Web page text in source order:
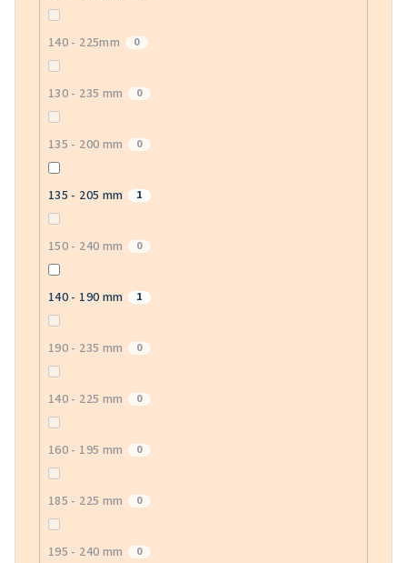
140 - 225mm 0
130 - 235 mm 0
135 - 200 mm 0
135 - 205 mm 1
150 - 240 mm 0
140 - 190 mm 1
190 - 235 mm 0
140 - 225 mm 0
160 - 195 mm 0
185 - 225 mm 0
195 - 240 mm 0